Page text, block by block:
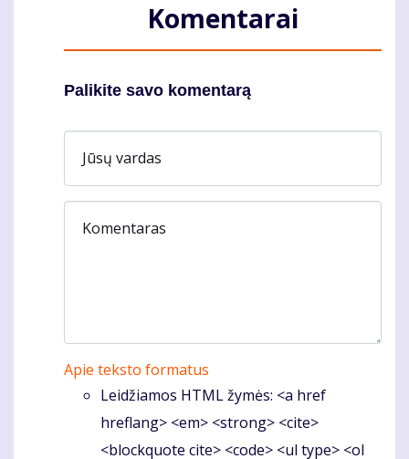
Komentarai
Palikite savo komentarą
Jūsų vardas
Komentaras
Apie teksto formatus
Leidžiamos HTML žymės: <a href
hreflang> <em> <strong> <cite>
<blockquote cite> <code> <ul type> <ol